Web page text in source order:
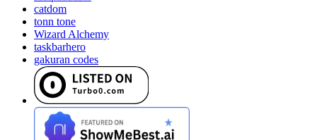
catdom
tonn tone
Wizard Alchemy
taskbarhero
gakuran codes